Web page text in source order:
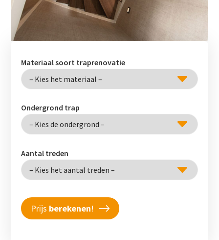
Materiaal soort traprenovatie
Ondergrond trap
Aantal treden
Prijs berekenen!